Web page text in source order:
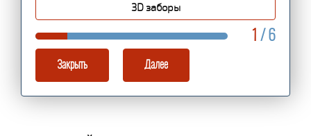
3D заборы
1 / 6
Закрыть Далее